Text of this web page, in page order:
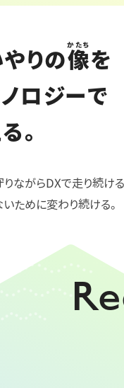
りの像
かたち
を
ロジーで
。
ながらDXで走り続ける
ために変わり続ける。